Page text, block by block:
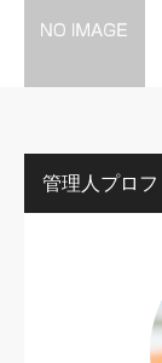
管理人プロ